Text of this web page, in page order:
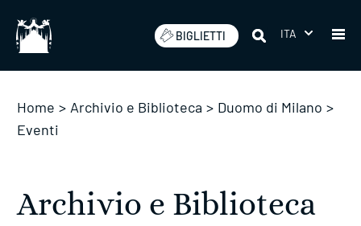
BIGLIETTI ITA
Home > Archivio e Biblioteca > Duomo di Milano >
Eventi
Archivio e Biblioteca